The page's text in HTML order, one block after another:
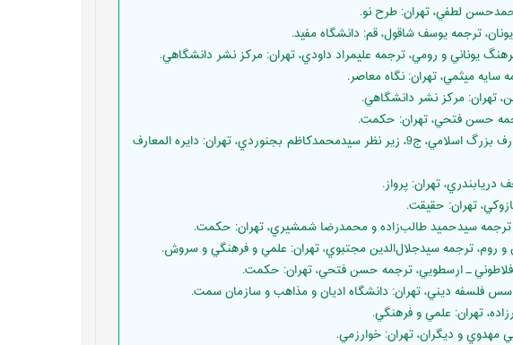
خراساني، شرف‌الدين (1379) «افلوطين»، دايره‌المعارف بزرگ اسلامي، ج9، زير نظر سيدمحمدکاظم بجنوردي، تهران: دايره المعارف